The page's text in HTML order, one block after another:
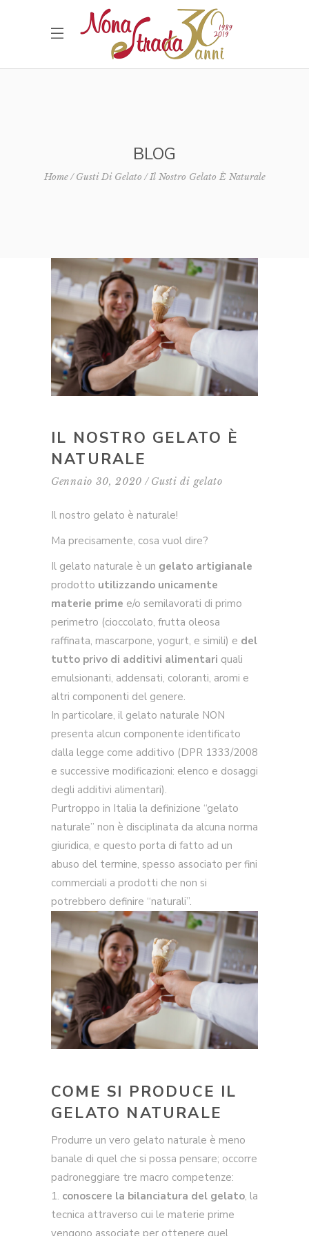
BLOG
Home Gusti Di Gelato Il Nostro Gelato È Naturale
IL NOSTRO GELATO È
NATURALE
Gennaio 30, 2020 Gusti di gelato
Il nostro gelato è naturale!
Ma precisamente, cosa vuol dire?
Il gelato naturale è un gelato artigianale
prodotto utilizzando unicamente
materie prime e/o semilavorati di primo
perimetro (cioccolato, frutta oleosa
raffinata, mascarpone, yogurt, e simili) e del
tutto privo di additivi alimentari quali
emulsionanti, addensati, coloranti, aromi e
altri componenti del genere.
In particolare, il gelato naturale NON
presenta alcun componente identificato
dalla legge come additivo (DPR 1333/2008
e successive modificazioni: elenco e dosaggi
degli additivi alimentari).
Purtroppo in Italia la definizione “gelato
naturale” non è disciplinata da alcuna norma
giuridica, e questo porta di fatto ad un
abuso del termine, spesso associato per fini
commerciali a prodotti che non si
potrebbero definire “naturali”.
COME SI PRODUCE IL
GELATO NATURALE
Produrre un vero gelato naturale è meno
banale di quel che si possa pensare; occorre
padroneggiare tre macro competenze:
1. conoscere la bilanciatura del gelato, la
tecnica attraverso cui le materie prime
vengono associate per ottenere quel